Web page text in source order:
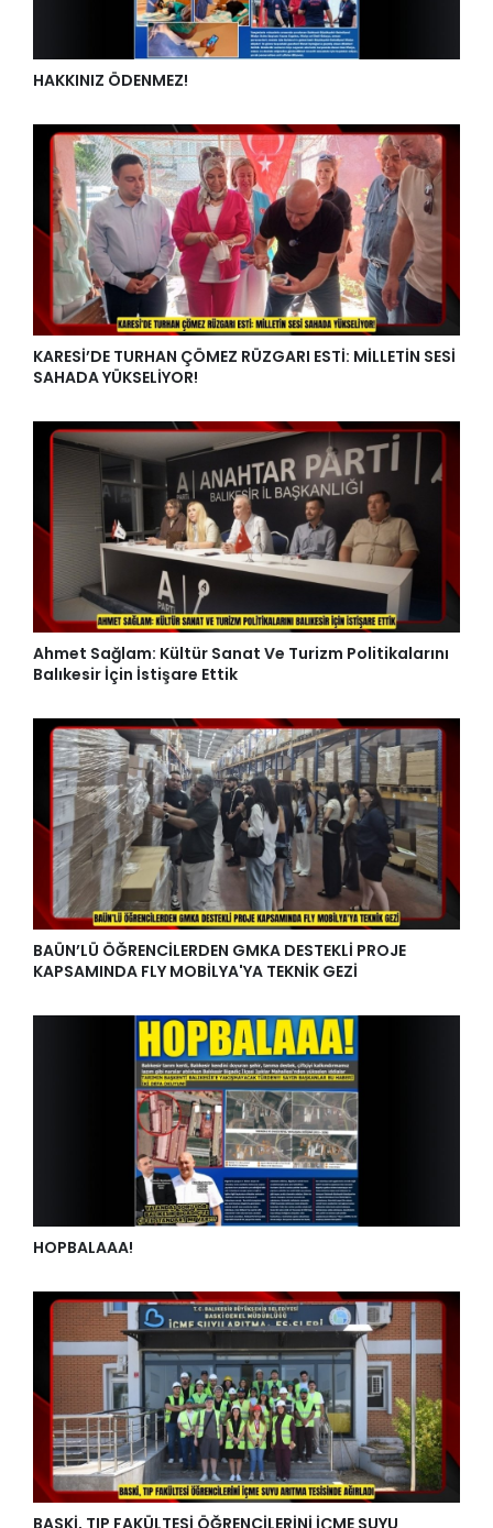
HAKKINIZ ÖDENMEZ!
KARESİ’DE TURHAN ÇÖMEZ RÜZGARI ESTİ: MİLLETİN SESİ
SAHADA YÜKSELİYOR!
Ahmet Sağlam: Kültür Sanat Ve Turizm Politikalarını
Balıkesir İçin İstişare Ettik
BAÜN’LÜ ÖĞRENCİLERDEN GMKA DESTEKLİ PROJE
KAPSAMINDA FLY MOBİLYA'YA TEKNİK GEZİ
HOPBALAAA!
BASKİ, TIP FAKÜLTESİ ÖĞRENCİLERİNİ İÇME SUYU